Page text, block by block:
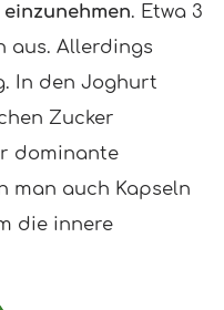
. Etwa 3
aus. Allerdings
In den Joghurt
Zucker
dominante
man auch Kapseln
die innere